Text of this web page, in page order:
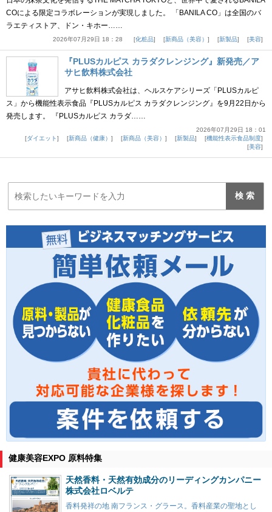
COによる限定コラボレーションが実現しました。 「BANILA CO」は全国のバ
ラエティストア、ドン・キホー……
2026年07月29日 18：28 化粧品 新商品（美容） 新製品 美容
『PLUSカルピス カラダクレンジング』新発売／ア
サヒ飲料株式会社
アサヒ飲料株式会社は、ヘルスケアシリーズ「PLUSカルピ
ス」から機能性表示食品『PLUSカルピス カラダクレンジング』を9月22日から
発売します。 『PLUSカルピス カラダ……
2026年07月29日 18：01
ダイエット
新商品（健康） 新商品（美容） 新製品
機能性表示食品制度
美容
健康美容EXPO 原料特集
天然香料・天然有効成分のリーディングカンパニー
株式会社ロベルテ
香料発祥の地 南フランス・グラース。香料産業の聖地とし